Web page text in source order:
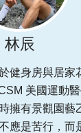
林辰
健身房與居家
美國運動
擁有景觀園藝
應是苦行，而